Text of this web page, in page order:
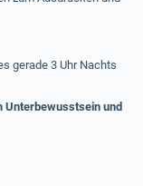
gerade 3 Uhr Nachts
Unterbewusstsein und